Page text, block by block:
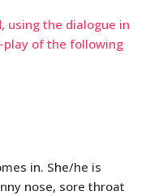
using the dialogue in
play of the following
in. She/he is
nose, sore throat